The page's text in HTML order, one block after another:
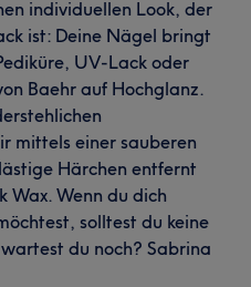
individuellen Look, der
ist: Deine Nägel bringt
UV-Lack oder
Baehr auf Hochglanz.
mittels einer sauberen
Härchen entfernt
Wax. Wenn du dich
solltest du keine
du noch? Sabrina